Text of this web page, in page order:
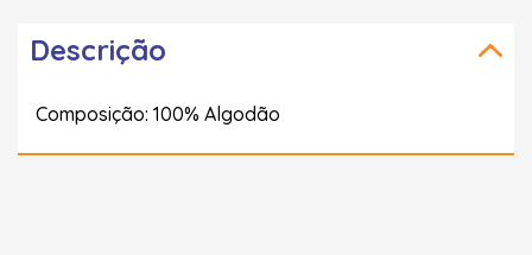
Descrição
Composição: 100% Algodão